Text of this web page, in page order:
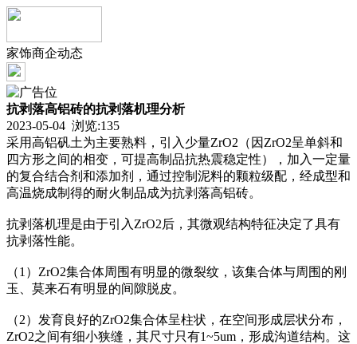
家饰商企动态
抗剥落高铝砖的抗剥落机理分析
2023-05-04 浏览:135
采用高铝矾土为主要熟料，引入少量ZrO2（因ZrO2呈单斜和
四方形之间的相变，可提高制品抗热震稳定性），加入一定量
的复合结合剂和添加剂，通过控制泥料的颗粒级配，经成型和
高温烧成制得的耐火制品成为抗剥落高铝砖。
抗剥落机理是由于引入ZrO2后，其微观结构特征决定了具有
抗剥落性能。
（1）ZrO2集合体周围有明显的微裂纹，该集合体与周围的刚
玉、莫来石有明显的间隙脱皮。
（2）发育良好的ZrO2集合体呈柱状，在空间形成层状分布，
ZrO2之间有细小狭缝，其尺寸只有1~5um，形成沟道结构。这